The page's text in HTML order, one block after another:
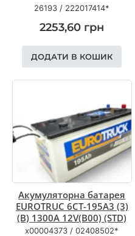
26193 / 222017414*
2253,60 грн
ДОДАТИ В КОШИК
Акумуляторна батарея
EUROTRUC 6CT-195A3 (3)
(B) 1300A 12V(B00) (STD)
x00004373 /02408502*